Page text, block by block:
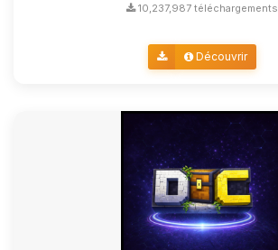
10,237,987 téléchargements
Découvrir